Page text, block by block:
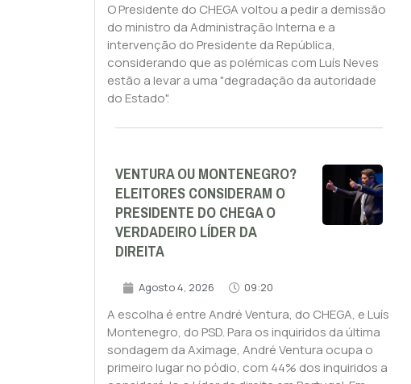
O Presidente do CHEGA voltou a pedir a demissão
do ministro da Administração Interna e a
intervenção do Presidente da República,
considerando que as polémicas com Luís Neves
estão a levar a uma "degradação da autoridade
do Estado".
VENTURA OU MONTENEGRO?
ELEITORES CONSIDERAM O
PRESIDENTE DO CHEGA O
VERDADEIRO LÍDER DA
DIREITA
Agosto 4, 2026 09:20
A escolha é entre André Ventura, do CHEGA, e Luís
Montenegro, do PSD. Para os inquiridos da última
sondagem da Aximage, André Ventura ocupa o
primeiro lugar no pódio, com 44% dos inquiridos a